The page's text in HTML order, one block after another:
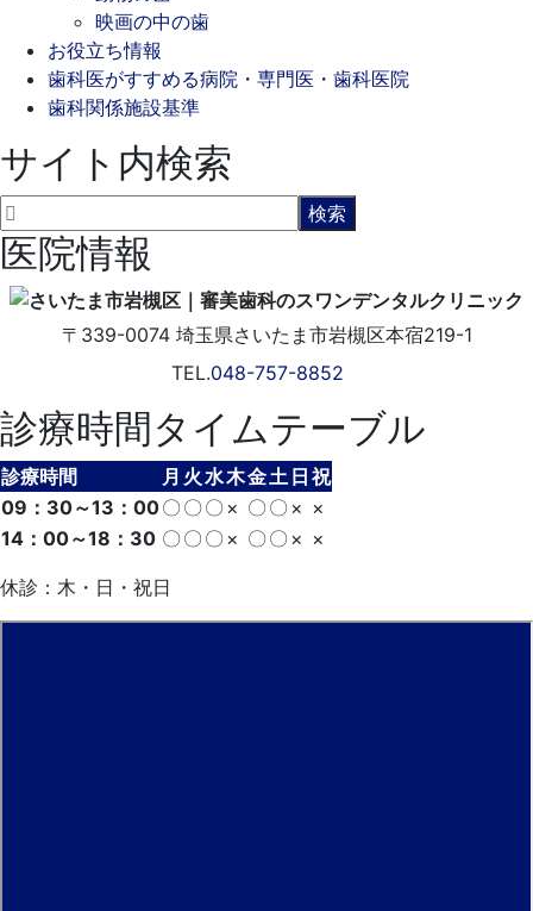
映画の中の歯
お役立ち情報
歯科医がすすめる病院・専門医・歯科医院
歯科関係施設基準
サイト内検索
医院情報
〒339-0074 埼玉県さいたま市岩槻区本宿219-1
TEL.048-757-8852
診療時間タイムテーブル
診療時間 月 火水木金土 日 祝
09：30～13：00〇 〇 〇 × 〇 〇 × ×
14：00～18：30 〇 〇 〇 × 〇 〇 × ×
休診：木・日・祝日